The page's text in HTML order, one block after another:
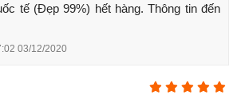
tế (Đẹp 99%) hết hàng. Thông tin đến
03/12/2020